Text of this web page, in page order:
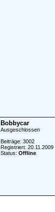
Bobbycar
Ausgeschlossen
Beiträge: 3002
Registriert: 20.11.2009
Status: Offline